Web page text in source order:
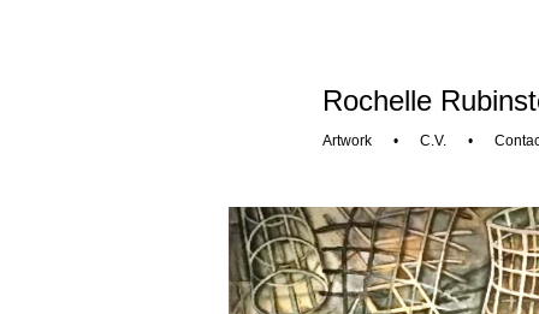
Rochelle
Artwork• C.V.•